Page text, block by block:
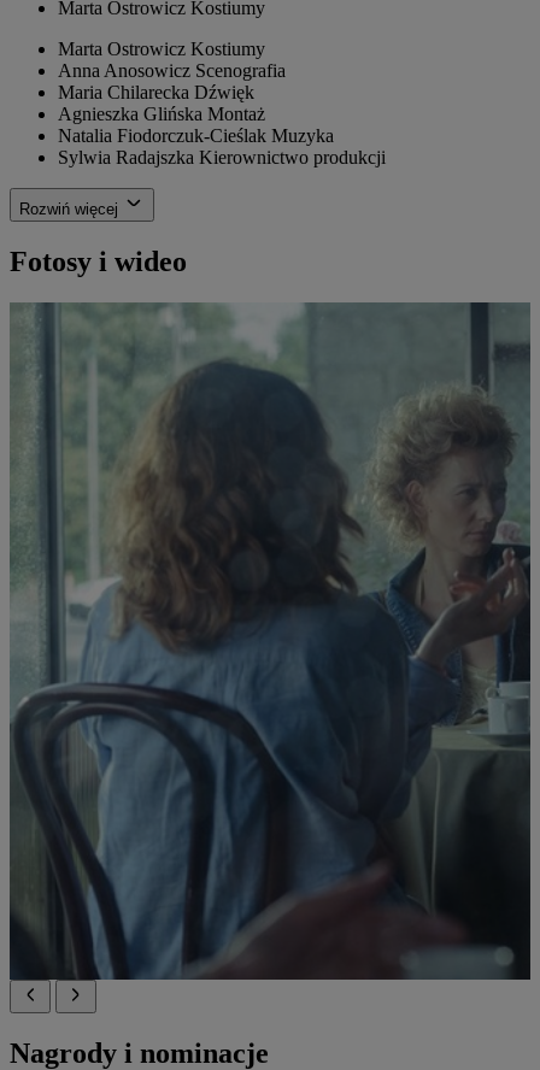
Marta Ostrowicz Kostiumy
Marta Ostrowicz Kostiumy
Anna Anosowicz Scenografia
Maria Chilarecka Dźwięk
Agnieszka Glińska Montaż
Natalia Fiodorczuk-Cieślak Muzyka
Sylwia Radajszka Kierownictwo produkcji
Rozwiń więcej
Fotosy i wideo
Nagrody i nominacje